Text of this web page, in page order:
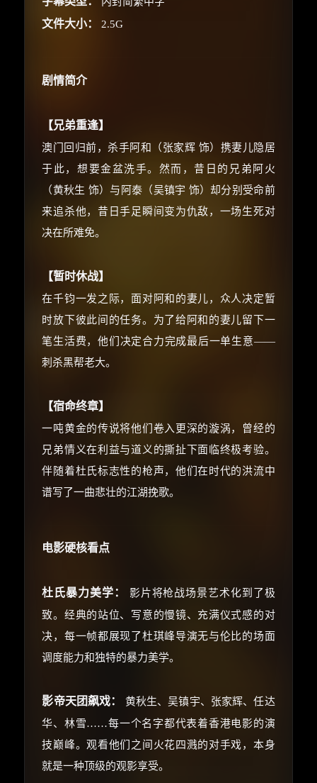
文件大小： 2.5G
剧情简介
【兄弟重逢】
澳门回归前，杀手阿和（张家辉 饰）携妻儿隐居
于此，想要金盆洗手。然而，昔日的兄弟阿火
（黄秋生 饰）与阿泰（吴镇宇 饰）却分别受命前
来追杀他，昔日手足瞬间变为仇敌，一场生死对
决在所难免。
【暂时休战】
在千钧一发之际，面对阿和的妻儿，众人决定暂
时放下彼此间的任务。为了给阿和的妻儿留下一
笔生活费，他们决定合力完成最后一单生意——
刺杀黑帮老大。
【宿命终章】
一吨黄金的传说将他们卷入更深的漩涡，曾经的
兄弟情义在利益与道义的撕扯下面临终极考验。
伴随着杜氏标志性的枪声，他们在时代的洪流中
谱写了一曲悲壮的江湖挽歌。
电影硬核看点
杜氏暴力美学：
影片将枪战场景艺术化到了极
致。经典的站位、写意的慢镜、充满仪式感的对
决，每一帧都展现了杜琪峰导演无与伦比的场面
调度能力和独特的暴力美学。
影帝天团飙戏：
黄秋生、吴镇宇、张家辉、任达
华、林雪……每一个名字都代表着香港电影的演
技巅峰。观看他们之间火花四溅的对手戏，本身
就是一种顶级的观影享受。
🧧 福利领取站
☕
朋友们辛苦了 💦
如夸克12个月送14天 最低75元！
价格有浮动，请直接搜索查最低价！
优惠券、活动红包，每日可领。
☕ 海外大侠？通过 Ko-fi 赐茶